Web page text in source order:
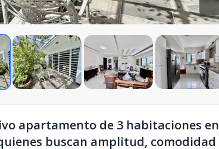
apartamento de 3 habitaciones en
buscan amplitud, comodidad